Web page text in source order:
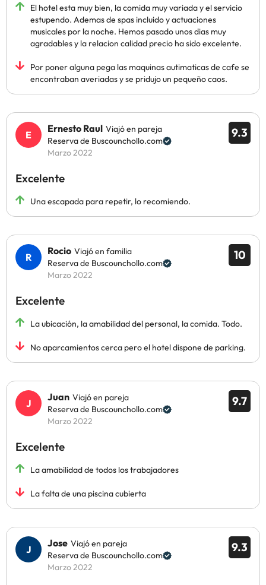
El hotel esta muy bien, la comida muy variada y el servicio
estupendo. Ademas de spas incluido y actuaciones
musicales por la noche. Hemos pasado unos dias muy
agradables y la relacion calidad precio ha sido excelente.
Por poner alguna pega las maquinas autimaticas de cafe se
encontraban averiadas y se pridujo un pequeño caos.
9.3
Ernesto Raul Viajó en pareja
Reserva de Buscounchollo.com
Marzo 2022
Excelente
Una escapada para repetir, lo recomiendo.
10
Rocio Viajó en familia
Reserva de Buscounchollo.com
Marzo 2022
Excelente
La ubicación, la amabilidad del personal, la comida. Todo.
No aparcamientos cerca pero el hotel dispone de parking.
9.7
Juan Viajó en pareja
Reserva de Buscounchollo.com
Marzo 2022
Excelente
La amabilidad de todos los trabajadores
La falta de una piscina cubierta
9.3
Jose Viajó en pareja
Reserva de Buscounchollo.com
Marzo 2022